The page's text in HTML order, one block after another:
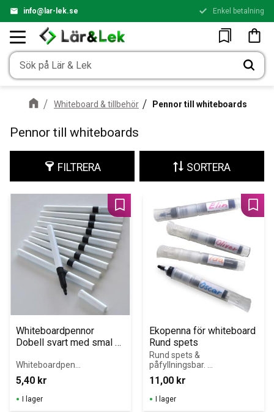
info@lar-lek.se Enkel betalning
Favoriter
Whiteboard & tillbehör Pennor till whiteboards
Pennor till whiteboards
FILTRERA SORTERA
Whiteboardpennor
Dobell svart med smal
Whiteboardpenn
or med smal
spets som till
exempel passar
perfekt till våra
5,40 kr
Lägg till i favoriter
I lager
Ekopenna för whiteboard
Rund spets
Rund spets &
påfyllningsbar.
Pennkroppen är
tillverkad av 95%
återvunnen
plast vilket
11,00 kr
I lager